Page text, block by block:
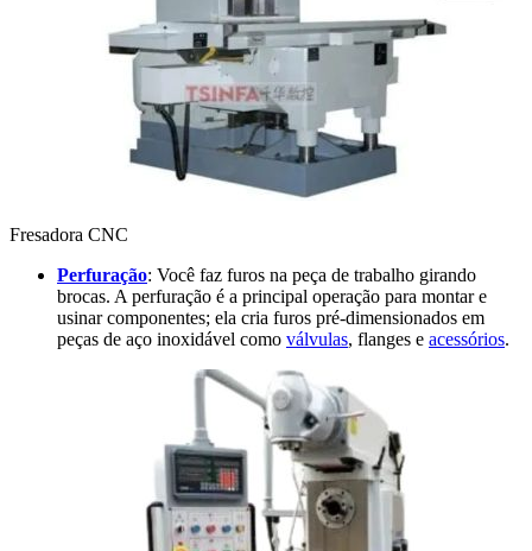
Fresadora CNC
Perfuração: Você faz furos na peça de trabalho girando
brocas. A perfuração é a principal operação para montar e
usinar componentes; ela cria furos pré-dimensionados em
peças de aço inoxidável como válvulas, flanges e acessórios.